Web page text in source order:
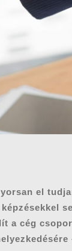
el
a cég